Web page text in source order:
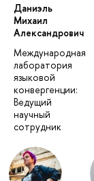
Даниэль
Михаил
Александрович
Международная
лаборатория
языковой
конвергенции:
Ведущий
научный
сотрудник